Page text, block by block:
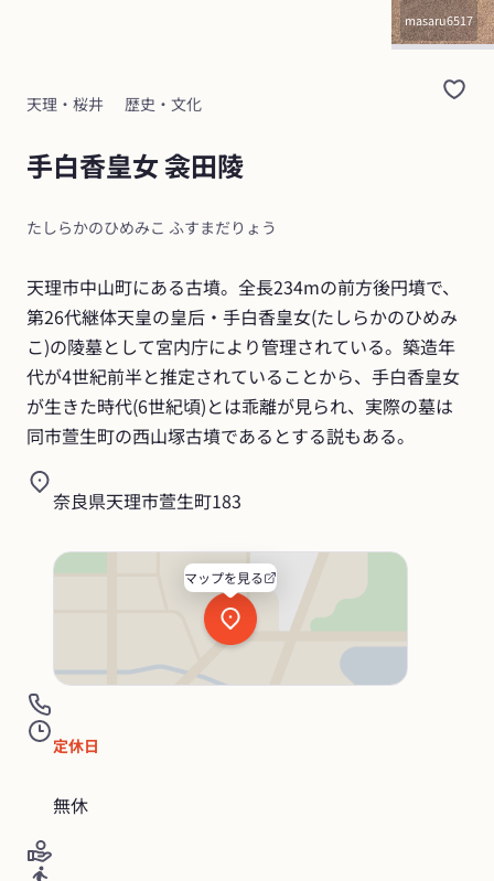
masaru6517
天理・桜井 歴史・文化
手白香皇女 衾田陵
たしらかのひめみこ ふすまだりょう
天理市中山町にある古墳。全長234mの前方後円墳で、
第26代継体天皇の皇后・手白香皇女(たしらかのひめみ
こ)の陵墓として宮内庁により管理されている。築造年
代が4世紀前半と推定されていることから、手白香皇女
が生きた時代(6世紀頃)とは乖離が見られ、実際の墓は
同市萱生町の西山塚古墳であるとする説もある。
奈良県天理市萱生町183
マップを見る
定休日
無休